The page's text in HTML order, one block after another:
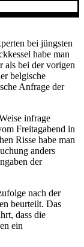
bei jüngsten
habe man
als bei der vorigen
belgische
Anfrage der
infrage
Freitagabend in
Risse habe man
anders
der
nach der
beurteilt. Das
dass die
ein